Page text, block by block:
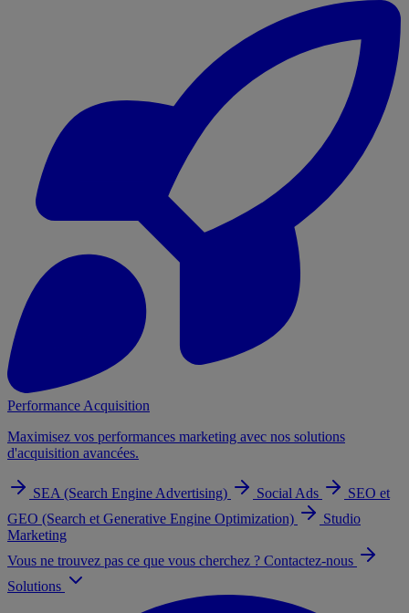
Performance Acquisition
Maximisez vos performances marketing avec nos solutions
d'acquisition avancées.
SEA (Search Engine Advertising) Social Ads
SEO et
GEO (Search et Generative Engine Optimization)
Studio
Marketing
Vous ne trouvez pas ce que vous cherchez ? Contactez-nous
Solutions